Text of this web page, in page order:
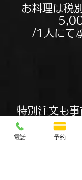
お料理は税
/1人にて
特別注文も
ま
電話 予約